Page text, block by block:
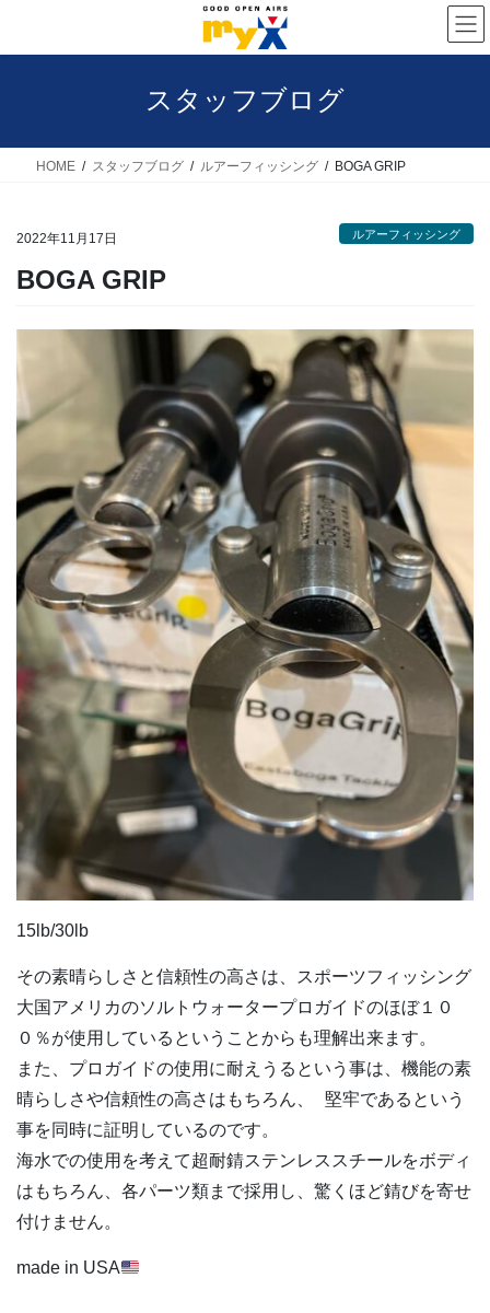
スタッフブログ
HOME スタッフブログ ルアーフィッシング BOGA GRIP
2022年11月17日 ルアーフィッシング
BOGA GRIP
15lb/30lb
その素晴らしさと信頼性の高さは、スポーツフィッシング
大国アメリカのソルトウォータープロガイドのほぼ１０
０％が使用しているということからも理解出来ます。
また、プロガイドの使用に耐えうるという事は、機能の素
晴らしさや信頼性の高さはもちろん、 堅牢であるという
事を同時に証明しているのです。
海水での使用を考えて超耐錆ステンレススチールをボディ
はもちろん、各パーツ類まで採用し、驚くほど錆びを寄せ
付けません。
made in USA